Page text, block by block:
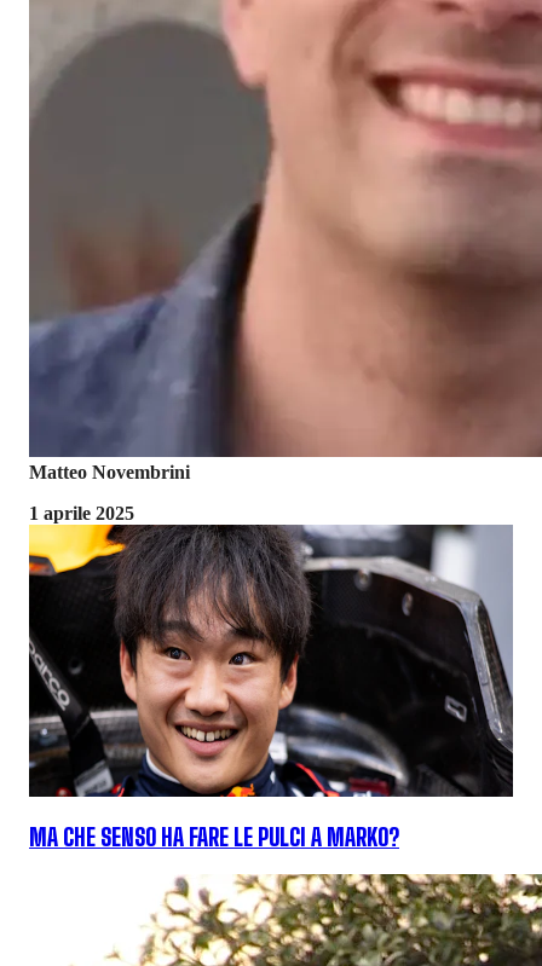
Matteo Novembrini
1 aprile 2025
MA CHE SENSO HA FARE LE PULCI A MARKO?